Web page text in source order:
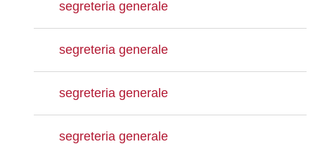
segreteria generale
segreteria generale
segreteria generale
segreteria generale